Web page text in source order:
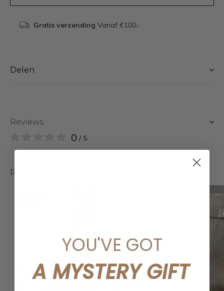
Gratis verzending Vanaf €100,-
Delen
Reviews
0 / 5
Related articles
YOU'VE GOT
A MYSTERY GIFT